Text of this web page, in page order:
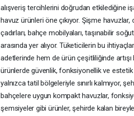
alışveriş tercihlerini doğrudan etkilediğine
havuz ürünleri öne çıkıyor. Şişme
çadırları, bahçe mobilyaları, taşınabilir
arasında yer alıyor. Tüketicilerin bu
adetlerinde hem de ürün çeşitliliğinde
ürünlerde güvenlik, fonksiyonellik ve estetik
yalnızca tatil bölgeleriyle sınırlı kalmıyor,
bahçelere uygun kompakt havuzlar,
şemsiyeler gibi ürünler, şehirde kalan